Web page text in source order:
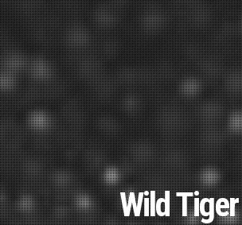
Wild Tiger